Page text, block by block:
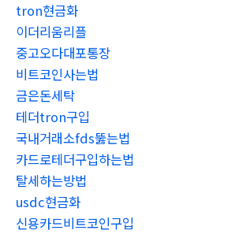
tron현금화
이더리움리플
중고오다대포통장
비트코인사는법
금은돈세탁
테더tron구입
국내거래소fds뚫는법
카드로테더구입하는법
탈세하는방법
usdc현금화
신용카드비트코인구입